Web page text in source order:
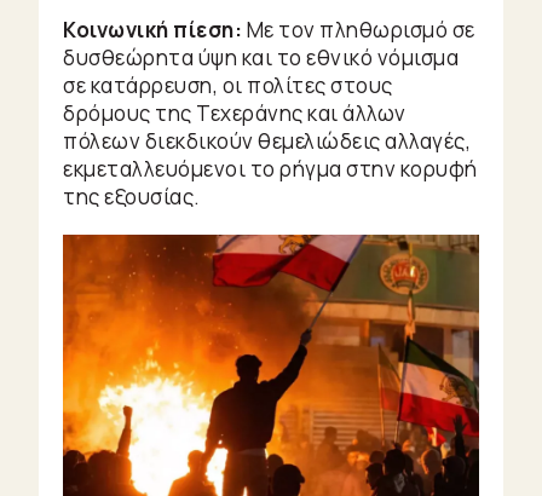
Κοινωνική πίεση: Με τον πληθωρισμό σε
δυσθεώρητα ύψη και το εθνικό νόμισμα
σε κατάρρευση, οι πολίτες στους
δρόμους της Τεχεράνης και άλλων
πόλεων διεκδικούν θεμελιώδεις αλλαγές,
εκμεταλλευόμενοι το ρήγμα στην κορυφή
της εξουσίας.